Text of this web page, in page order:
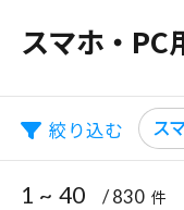
スマホ・PC
絞り込む ス
1 ~ 40 / 830 件